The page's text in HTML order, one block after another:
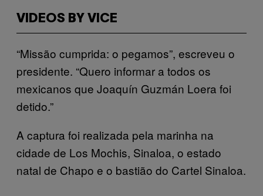
VIDEOS BY VICE
“Missão cumprida: o pegamos”, escreveu o
presidente. “Quero informar a todos os
mexicanos que Joaquín Guzmán Loera foi
detido.”
A captura foi realizada pela marinha na
cidade de Los Mochis, Sinaloa, o estado
natal de Chapo e o bastião do Cartel Sinaloa.